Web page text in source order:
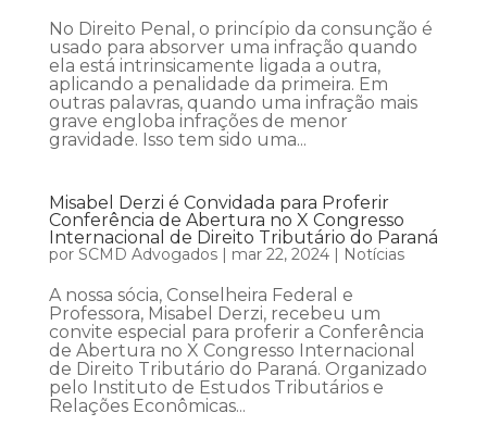
No Direito Penal, o princípio da consunção é
usado para absorver uma infração quando
ela está intrinsicamente ligada a outra,
aplicando a penalidade da primeira. Em
outras palavras, quando uma infração mais
grave engloba infrações de menor
gravidade. Isso tem sido uma...
Misabel Derzi é Convidada para Proferir
Conferência de Abertura no X Congresso
Internacional de Direito Tributário do Paraná
por SCMD Advogados| mar 22, 2024| Notícias
A nossa sócia, Conselheira Federal e
Professora, Misabel Derzi, recebeu um
convite especial para proferir a Conferência
de Abertura no X Congresso Internacional
de Direito Tributário do Paraná. Organizado
pelo Instituto de Estudos Tributários e
Relações Econômicas...